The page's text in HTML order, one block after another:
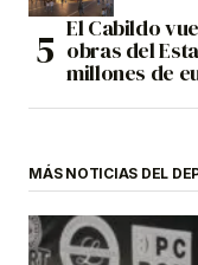
El Cabildo
obras del
millones de
MÁS NOTICIAS DEL